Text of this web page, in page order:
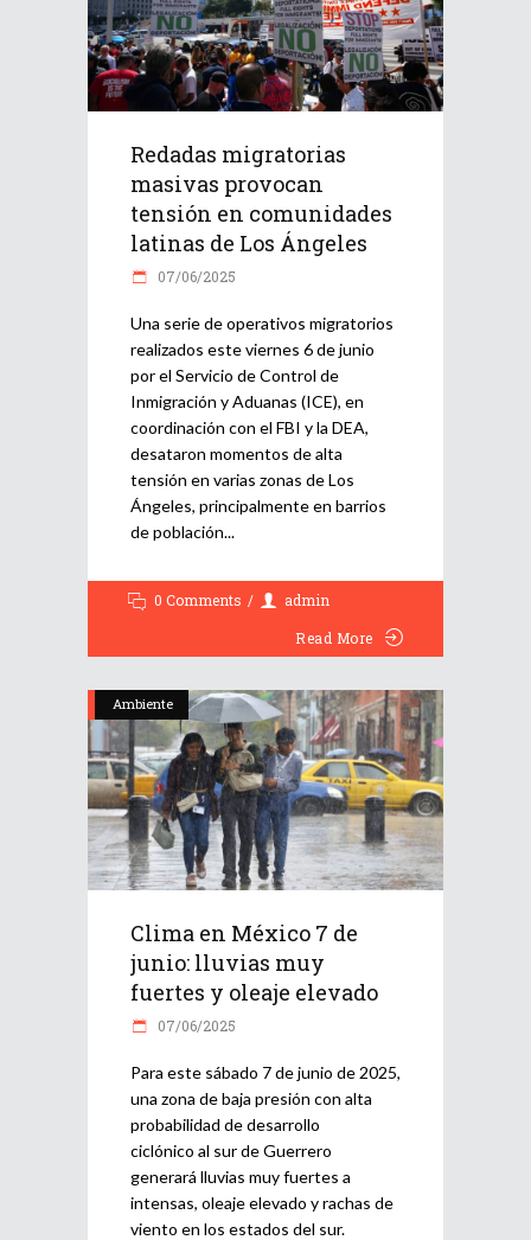
Redadas migratorias
masivas provocan
tensión en comunidades
latinas de Los Ángeles
07/06/2025
Una serie de operativos migratorios
realizados este viernes 6 de junio
por el Servicio de Control de
Inmigración y Aduanas (ICE), en
coordinación con el FBI y la DEA,
desataron momentos de alta
tensión en varias zonas de Los
Ángeles, principalmente en barrios
de población
0 Comments
admin
Read More
Ambiente
Clima en México 7 de
junio: lluvias muy
fuertes y oleaje elevado
07/06/2025
Para este sábado 7 de junio de 2025,
una zona de baja presión con alta
probabilidad de desarrollo
ciclónico al sur de Guerrero
generará lluvias muy fuertes a
intensas, oleaje elevado y rachas de
viento en los estados del sur.